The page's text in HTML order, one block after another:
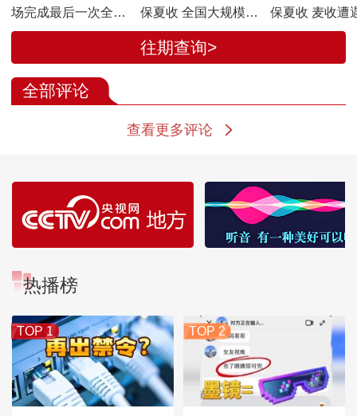
场完成最后一次全系
统综合演练 准备就绪
保夏收 全国大规模小
麦机收即将全面展开
保夏收 麦收遭
抢收抢烘难点
往期查询>
全部评论
查看更多评论
热播榜
TOP 1 TOP 2